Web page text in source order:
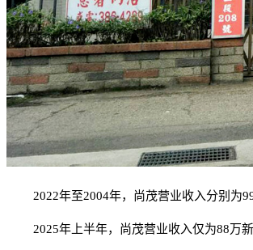
2022年至2004年，尚茂营业收入分别为
2025年上半年，尚茂营业收入仅为88万